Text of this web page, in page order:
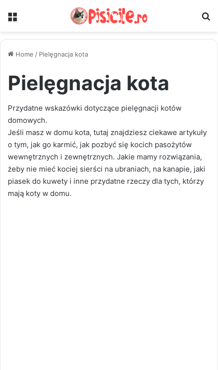
Home / Pielęgnacja kota
Pielęgnacja kota
Przydatne wskazówki dotyczące pielęgnacji kotów
domowych.
Jeśli masz w domu kota, tutaj znajdziesz ciekawe artykuły
o tym, jak go karmić, jak pozbyć się kocich pasożytów
wewnętrznych i zewnętrznych. Jakie mamy rozwiązania,
żeby nie mieć kociej sierści na ubraniach, na kanapie, jaki
piasek do kuwety i inne przydatne rzeczy dla tych, którzy
mają koty w domu.